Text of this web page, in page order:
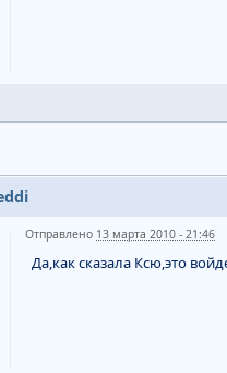
Отправлено 13 марта 2010 - 21:46
Да,как сказала Ксю,это